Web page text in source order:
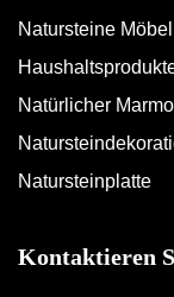
Natursteine Möbel
Natürlicher
Natursteinplatte
Kontaktieren